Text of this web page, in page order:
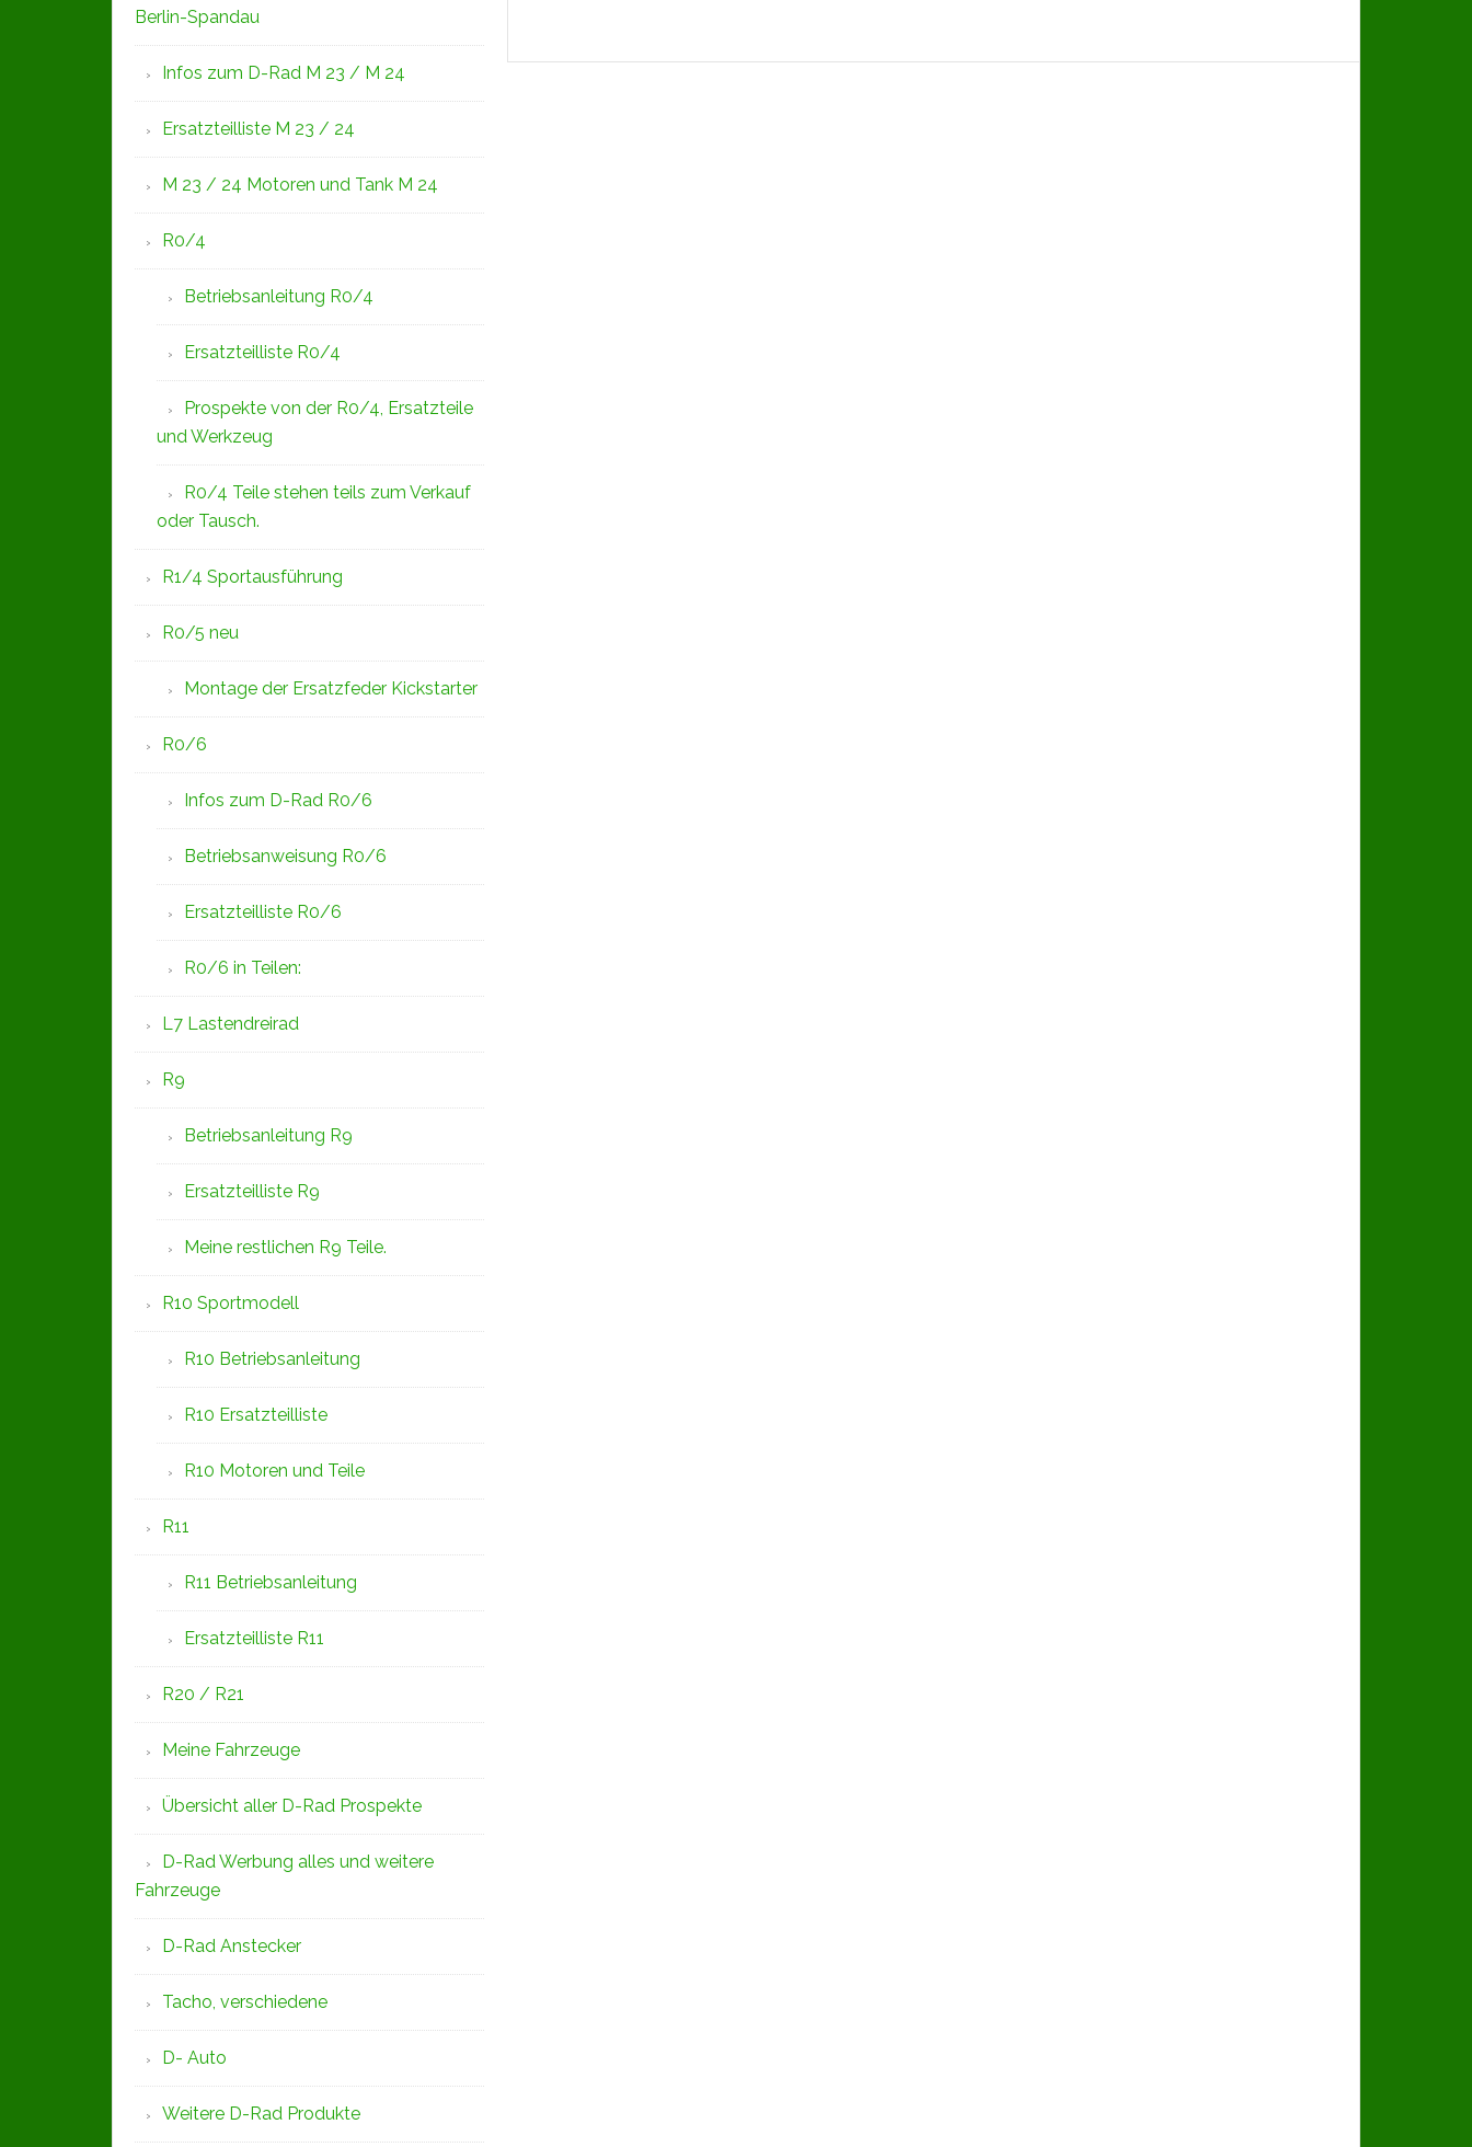
Berlin-Spandau
Infos zum D-Rad M 23 / M 24
Ersatzteilliste M 23 / 24
M 23 / 24 Motoren und Tank M 24
R0/4
Betriebsanleitung R0/4
Ersatzteilliste R0/4
Prospekte von der R0/4, Ersatzteile
und Werkzeug
R0/4 Teile stehen teils zum Verkauf
oder Tausch.
R1/4 Sportausführung
R0/5 neu
Montage der Ersatzfeder Kickstarter
R0/6
Infos zum D-Rad R0/6
Betriebsanweisung R0/6
Ersatzteilliste R0/6
R0/6 in Teilen:
L7 Lastendreirad
R9
Betriebsanleitung R9
Ersatzteilliste R9
Meine restlichen R9 Teile.
R10 Sportmodell
R10 Betriebsanleitung
R10 Ersatzteilliste
R10 Motoren und Teile
R11
R11 Betriebsanleitung
Ersatzteilliste R11
R20 / R21
Meine Fahrzeuge
Übersicht aller D-Rad Prospekte
D-Rad Werbung alles und weitere
Fahrzeuge
D-Rad Anstecker
Tacho, verschiedene
D- Auto
Weitere D-Rad Produkte